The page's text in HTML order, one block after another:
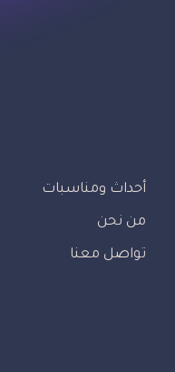
أحداث ومناسبات
من نحن
تواصل معنا